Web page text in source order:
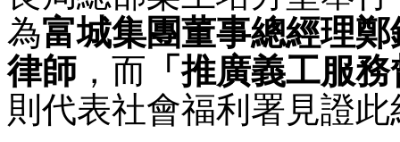
為富城集團董事總經理
律師 ，而 「推廣義工服
則代表社會福利署見證